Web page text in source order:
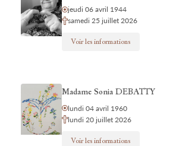
jeudi 06 avril 1944
samedi 25 juillet 2026
Voir les informations
Madame Sonia DEBATTY
lundi 04 avril 1960
lundi 20 juillet 2026
Voir les informations